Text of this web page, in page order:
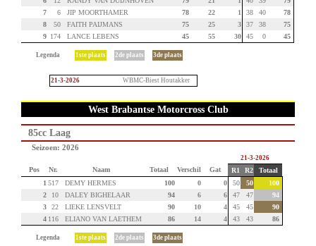
7
6 JIP MOORTHAMER 78 22 1 38 40
78
8
50 FAITH PAIJMANS 75 25 3 37 38
75
9 174 LANCE LEBENS 45 55 30 45 0 45
Legenda 1ste plaats 2de plaats 3de plaats
21-3-2026 WBMC-Biest Houtakker
West Brabantse Motorcross Club
85cc Laag
Seizoen: 2026
21-3-2026
Pos Nr. Naam Totaal Verschil Gat R1 R2
Totaal
1 517 DEMY HERMES 100 0 0 50 50
100
2
10 DALEY BIGHELAAR 94 6 6 47 47
94
3
22 LIEKE LENSVELT 90 10 4 45 45
90
4 116 ELIANO VAN LAETHEM 86 14 4 43 43 86
Legenda 1ste plaats 2de plaats 3de plaats